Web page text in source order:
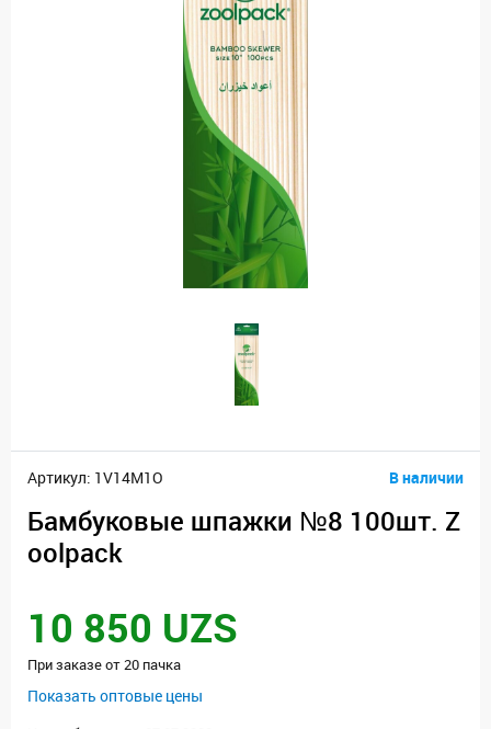
Артикул: 1V14M1O В наличии
Бамбуковые шпажки №8 100шт. Z
oolpack
10 850 UZS
При заказе от 20 пачка
Показать оптовые цены